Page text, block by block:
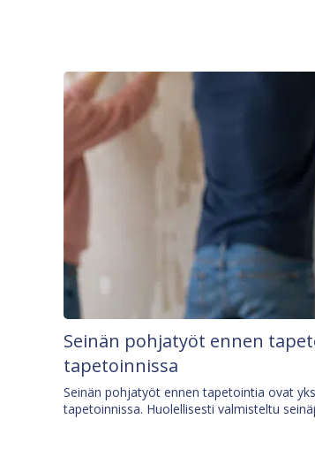
Seinän pohjatyöt ennen
tapetoinnissa
Seinän pohjatyöt ennen tapetointia ovat
tapetoinnissa. Huolellisesti valmisteltu